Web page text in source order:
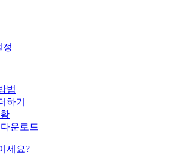
정
법
하기
운로드
세요?